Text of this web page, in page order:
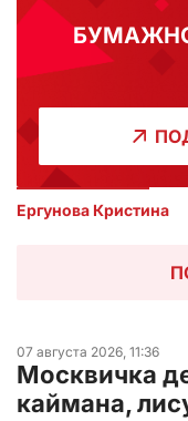
Ергунова Кристина
07 августа 2026, 11:36
Москвичка
каймана,